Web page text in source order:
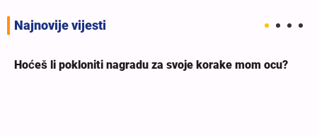
Najnovije vijesti
Hoćeš li pokloniti nagradu za svoje korake mom ocu?